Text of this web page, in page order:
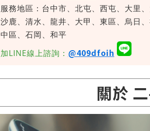
服務地區：台中市、北屯、西屯、大里
沙鹿、清水、龍井、大甲、東區、烏日
中區、石岡、和平
加LINE線上諮詢： @409dfoih
關於